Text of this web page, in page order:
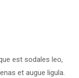
est sodales leo,
et augue ligula.